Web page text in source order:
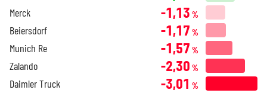
Merck -1,13 %
Beiersdorf -1,17 %
Munich Re -1,57 %
Zalando -2,30 %
Daimler Truck -3,01 %